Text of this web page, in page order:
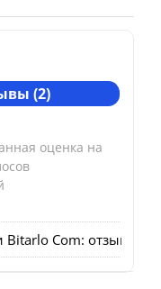
(2)
оценка на
Com: отзывы